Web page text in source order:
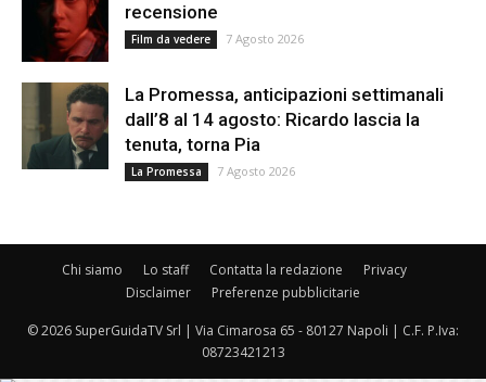
recensione
Film da vedere 7 Agosto 2026
La Promessa, anticipazioni settimanali
dall’8 al 14 agosto: Ricardo lascia la
tenuta, torna Pia
La Promessa 7 Agosto 2026
Chi siamo Lo staff Contatta la redazione
Privacy
Disclaimer
Preferenze pubblicitarie
© 2026 SuperGuidaTV Srl | Via Cimarosa 65 - 80127 Napoli | C.F. P.Iva:
08723421213